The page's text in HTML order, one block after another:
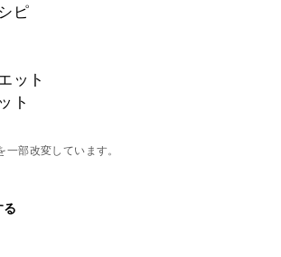
ピ
ット
ト
部改変しています。
る